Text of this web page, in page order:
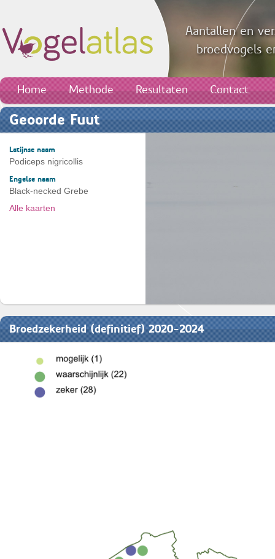
Aantallen en
broedvogels
Home Methode Resultaten Contact
Geoorde Fuut
Latijnse naam
Podiceps nigricollis
Engelse naam
Black-necked Grebe
Alle kaarten
Broedzekerheid (definitief) 2020-2024